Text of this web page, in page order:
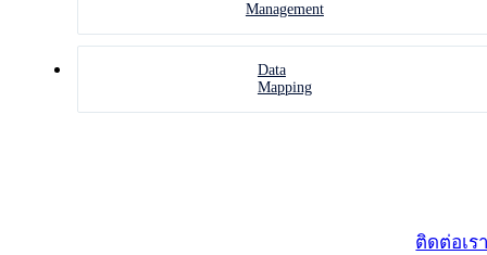
Management
Data
Mapping
ติดต่อเร